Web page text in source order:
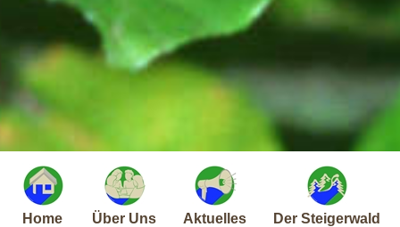
Home Über Uns Aktuelles Der Steigerwald